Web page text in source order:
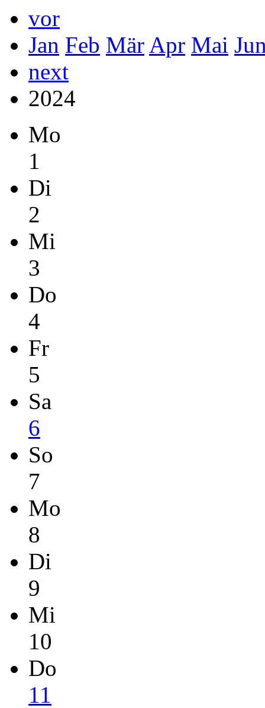
vor
Jan Feb Mär Apr Mai
next
2024
Mo
1
Di
2
Mi
3
Do
4
Fr
5
Sa
6
So
7
Mo
8
Di
9
Mi
10
Do
11